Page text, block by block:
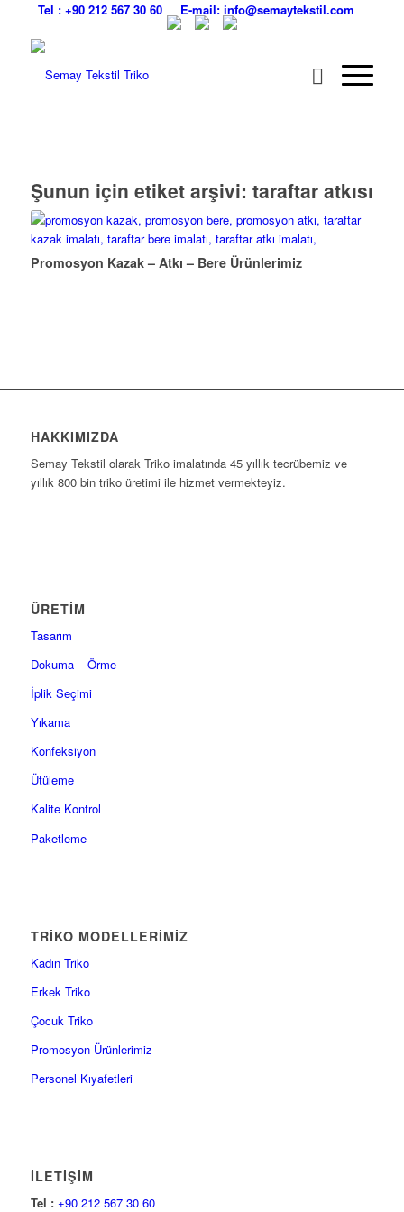
Tel : +90 212 567 30 60 E-mail: info@semaytekstil.com
Şunun için etiket arşivi: taraftar atkısı
Promosyon Kazak – Atkı – Bere Ürünlerimiz
HAKKIMIZDA
Semay Tekstil olarak Triko imalatında 45 yıllık tecrübemiz ve
yıllık 800 bin triko üretimi ile hizmet vermekteyiz.
ÜRETİM
Tasarım
Dokuma – Örme
İplik Seçimi
Yıkama
Konfeksiyon
Ütüleme
Kalite Kontrol
Paketleme
TRİKO MODELLERİMİZ
Kadın Triko
Erkek Triko
Çocuk Triko
Promosyon Ürünlerimiz
Personel Kıyafetleri
İLETİŞİM
Tel : +90 212 567 30 60